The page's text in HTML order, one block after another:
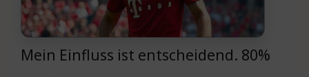
Mein Einfluss ist entscheidend. 80%